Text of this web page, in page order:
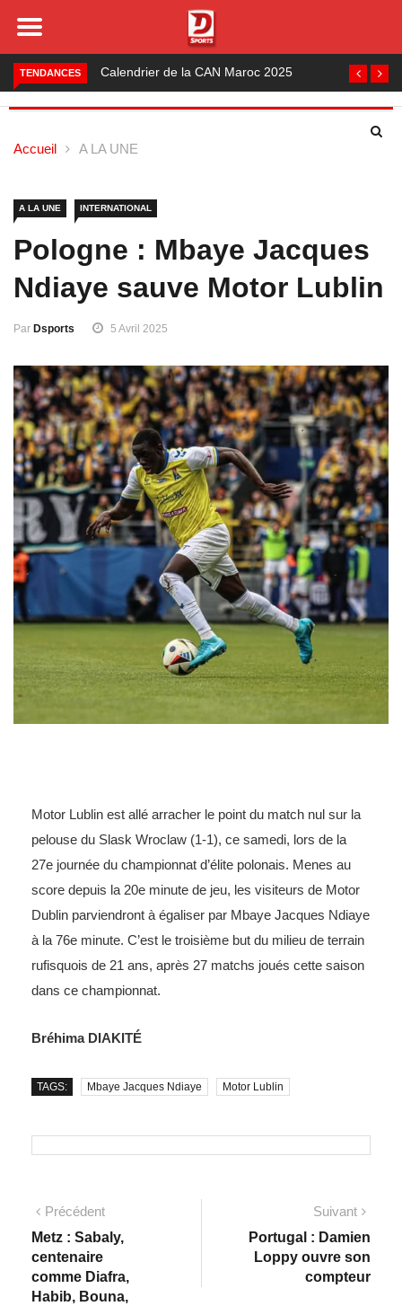
TENDANCES Foot local : les lauréats de la saison 2024-2025
Accueil A LA UNE
A LA UNE INTERNATIONAL
Pologne : Mbaye Jacques
Ndiaye sauve Motor Lublin
Par Dsports 5 Avril 2025
Motor Lublin est allé arracher le point du match nul sur la
pelouse du Slask Wroclaw (1-1), ce samedi, lors de la
27e journée du championnat d’élite polonais. Menes au
score depuis la 20e minute de jeu, les visiteurs de Motor
Dublin parviendront à égaliser par Mbaye Jacques Ndiaye
à la 76e minute. C’est le troisième but du milieu de terrain
rufisquois de 21 ans, après 27 matchs joués cette saison
dans ce championnat.
Bréhima DIAKITÉ
TAGS: Mbaye Jacques Ndiaye Motor Lublin
Précédent
Metz : Sabaly,
centenaire
comme Diafra,
Habib, Bouna,
Suivant
Portugal : Damien
Loppy ouvre son
compteur